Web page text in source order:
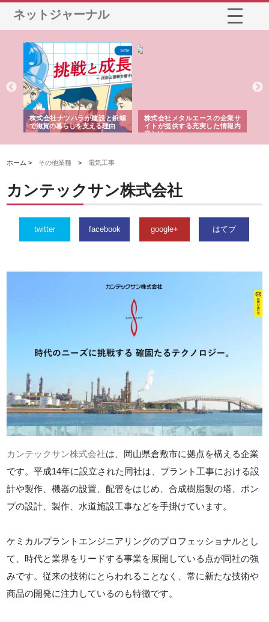
ネットジャーナル
株式会社ナツハラが建設と鋲螺
で滋賀の暮らしを支える理由
株式会社メタルエースの企業サ
イトが提供する充実した情報内
容とは
ホーム > その他業種 > 電気工事
カンテックサン株式会社
twitter facebook google+ はてブ
カンテックサン株式会社は、岡山県倉敷市に拠点を構える企業
です。平成14年に設立された同社は、プラント工事における設
計や製作、機器の設置、配管をはじめ、合成樹脂製の塔、ポン
プの設計、製作、水道施設工事などを手掛けています。
ケミカルプラントエンジニアリングのプロフェッショナルとし
て、時代と業界をリードする事業を展開している点が同社の強
みです。従来の技術にとらわれることなく、常に新たな技術や
商品の開発に注力しているのも特徴です。